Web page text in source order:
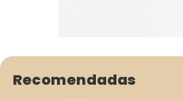
Recomendadas